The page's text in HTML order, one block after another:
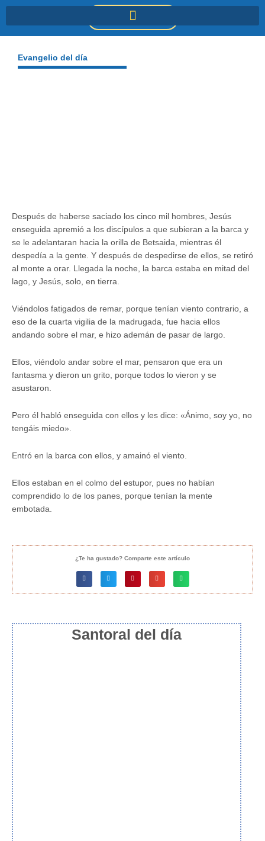
DONACIONES
Evangelio del día
Después de haberse saciado los cinco mil hombres, Jesús
enseguida apremió a los discípulos a que subieran a la barca y
se le adelantaran hacia la orilla de Betsaida, mientras él
despedía a la gente. Y después de despedirse de ellos, se retiró
al monte a orar. Llegada la noche, la barca estaba en mitad del
lago, y Jesús, solo, en tierra.
Viéndolos fatigados de remar, porque tenían viento contrario, a
eso de la cuarta vigilia de la madrugada, fue hacia ellos
andando sobre el mar, e hizo ademán de pasar de largo.
Ellos, viéndolo andar sobre el mar, pensaron que era un
fantasma y dieron un grito, porque todos lo vieron y se
asustaron.
Pero él habló enseguida con ellos y les dice: «Ánimo, soy yo, no
tengáis miedo».
Entró en la barca con ellos, y amainó el viento.
Ellos estaban en el colmo del estupor, pues no habían
comprendido lo de los panes, porque tenían la mente
embotada.
¿Te ha gustado? Comparte este artículo
Santoral del día